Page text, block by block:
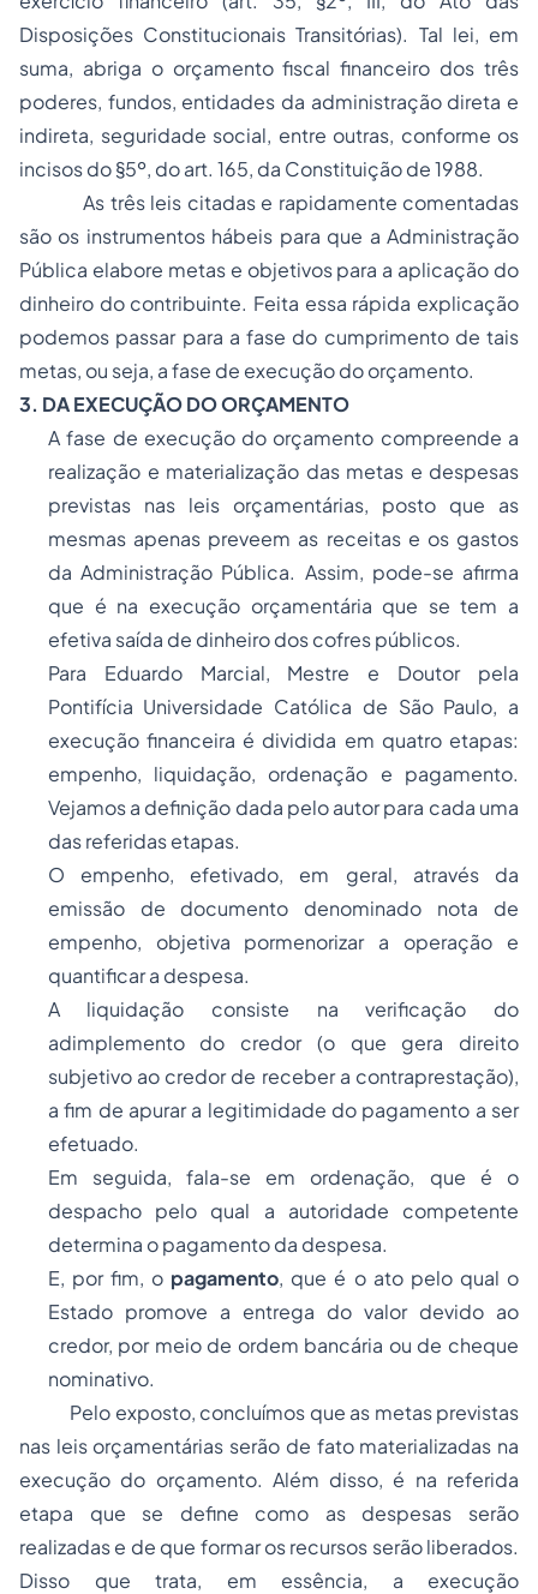
Disposições Constitucionais Transitórias). Tal lei, em
suma, abriga o orçamento fiscal financeiro dos três
poderes, fundos, entidades da administração direta e
indireta, seguridade social, entre outras, conforme os
incisos do §5º, do art. 165, da Constituição de 1988.
As três leis citadas e rapidamente comentadas
são os instrumentos hábeis para que a Administração
Pública elabore metas e objetivos para a aplicação do
dinheiro do contribuinte. Feita essa rápida explicação
podemos passar para a fase do cumprimento de tais
metas, ou seja, a fase de execução do orçamento.
3. DA EXECUÇÃO DO ORÇAMENTO
A fase de execução do orçamento compreende a
realização e materialização das metas e despesas
previstas nas leis orçamentárias, posto que as
mesmas apenas preveem as receitas e os gastos
da Administração Pública. Assim, pode-se afirma
que é na execução orçamentária que se tem a
efetiva saída de dinheiro dos cofres públicos.
Para Eduardo Marcial, Mestre e Doutor pela
Pontifícia Universidade Católica de São Paulo, a
execução financeira é dividida em quatro etapas:
empenho, liquidação, ordenação e pagamento.
Vejamos a definição dada pelo autor para cada uma
das referidas etapas.
O empenho, efetivado, em geral, através da
emissão de documento denominado nota de
empenho, objetiva pormenorizar a operação e
quantificar a despesa.
A liquidação consiste na verificação do
adimplemento do credor (o que gera direito
subjetivo ao credor de receber a contraprestação),
a fim de apurar a legitimidade do pagamento a ser
efetuado.
Em seguida, fala-se em ordenação, que é o
despacho pelo qual a autoridade competente
determina o pagamento da despesa.
E, por fim, o pagamento, que é o ato pelo qual o
Estado promove a entrega do valor devido ao
credor, por meio de ordem bancária ou de cheque
nominativo.
Pelo exposto, concluímos que as metas previstas
nas leis orçamentárias serão de fato materializadas na
execução do orçamento. Além disso, é na referida
etapa que se define como as despesas serão
realizadas e de que formar os recursos serão liberados.
Disso que trata, em essência, a execução